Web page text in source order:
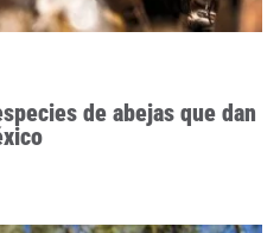
de abejas que dan